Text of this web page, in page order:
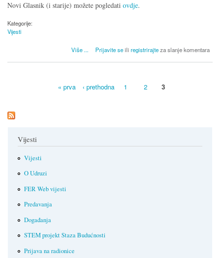
Novi Glasnik (i starije) možete pogledati ovdje.
Kategorije:
Vijesti
Više
o Novi broj Glasnika Saveza ALUMNI UNIZG
... Prijavite seiliregistrirajteza slanje komentara
« prva ‹ prethodna 1 2 3
Vijesti
Vijesti
O Udruzi
FER Web vijesti
Predavanja
Događanja
STEM projekt Staza Budućnosti
Prijava na radionice